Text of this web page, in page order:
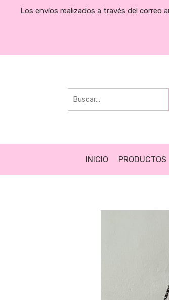
Los envíos realizados a través del correo
INICIO PRODUCTOS